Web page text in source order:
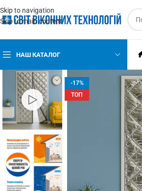
Skip to navigation
Skip to main content
НАШ КАТАЛОГ
-17%
ТОП